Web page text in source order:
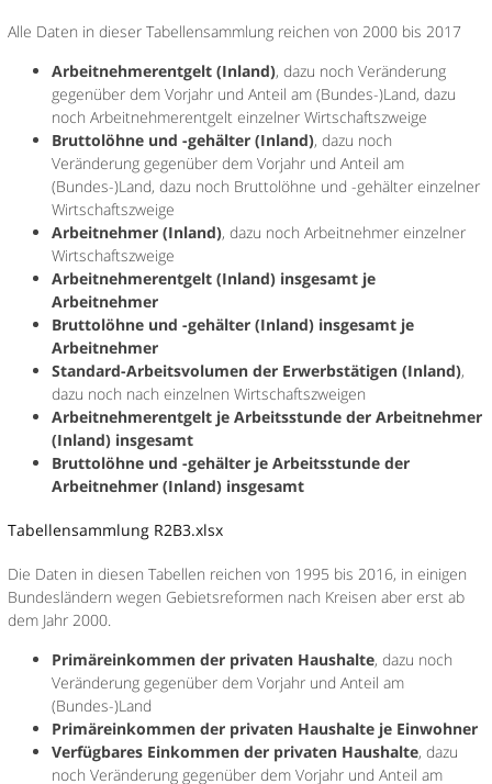
Alle Daten in dieser Tabellensammlung reichen von 2000 bis 2017
Arbeitnehmerentgelt (Inland), dazu noch Veränderung
gegenüber dem Vorjahr und Anteil am (Bundes-)Land, dazu
noch Arbeitnehmerentgelt einzelner Wirtschaftszweige
Bruttolöhne und -gehälter (Inland), dazu noch
Veränderung gegenüber dem Vorjahr und Anteil am
(Bundes-)Land, dazu noch Bruttolöhne und -gehälter einzelner
Wirtschaftszweige
Arbeitnehmer (Inland), dazu noch Arbeitnehmer einzelner
Wirtschaftszweige
Arbeitnehmerentgelt (Inland) insgesamt je
Arbeitnehmer
Bruttolöhne und -gehälter (Inland) insgesamt je
Arbeitnehmer
Standard-Arbeitsvolumen der Erwerbstätigen (Inland),
dazu noch nach einzelnen Wirtschaftszweigen
Arbeitnehmerentgelt je Arbeitsstunde der Arbeitnehmer
(Inland) insgesamt
Bruttolöhne und -gehälter je Arbeitsstunde der
Arbeitnehmer (Inland) insgesamt
Tabellensammlung R2B3.xlsx
Die Daten in diesen Tabellen reichen von 1995 bis 2016, in einigen
Bundesländern wegen Gebietsreformen nach Kreisen aber erst ab
dem Jahr 2000.
Primäreinkommen der privaten Haushalte, dazu noch
Veränderung gegenüber dem Vorjahr und Anteil am
(Bundes-)Land
Primäreinkommen der privaten Haushalte je Einwohner
Verfügbares Einkommen der privaten Haushalte, dazu
noch Veränderung gegenüber dem Vorjahr und Anteil am